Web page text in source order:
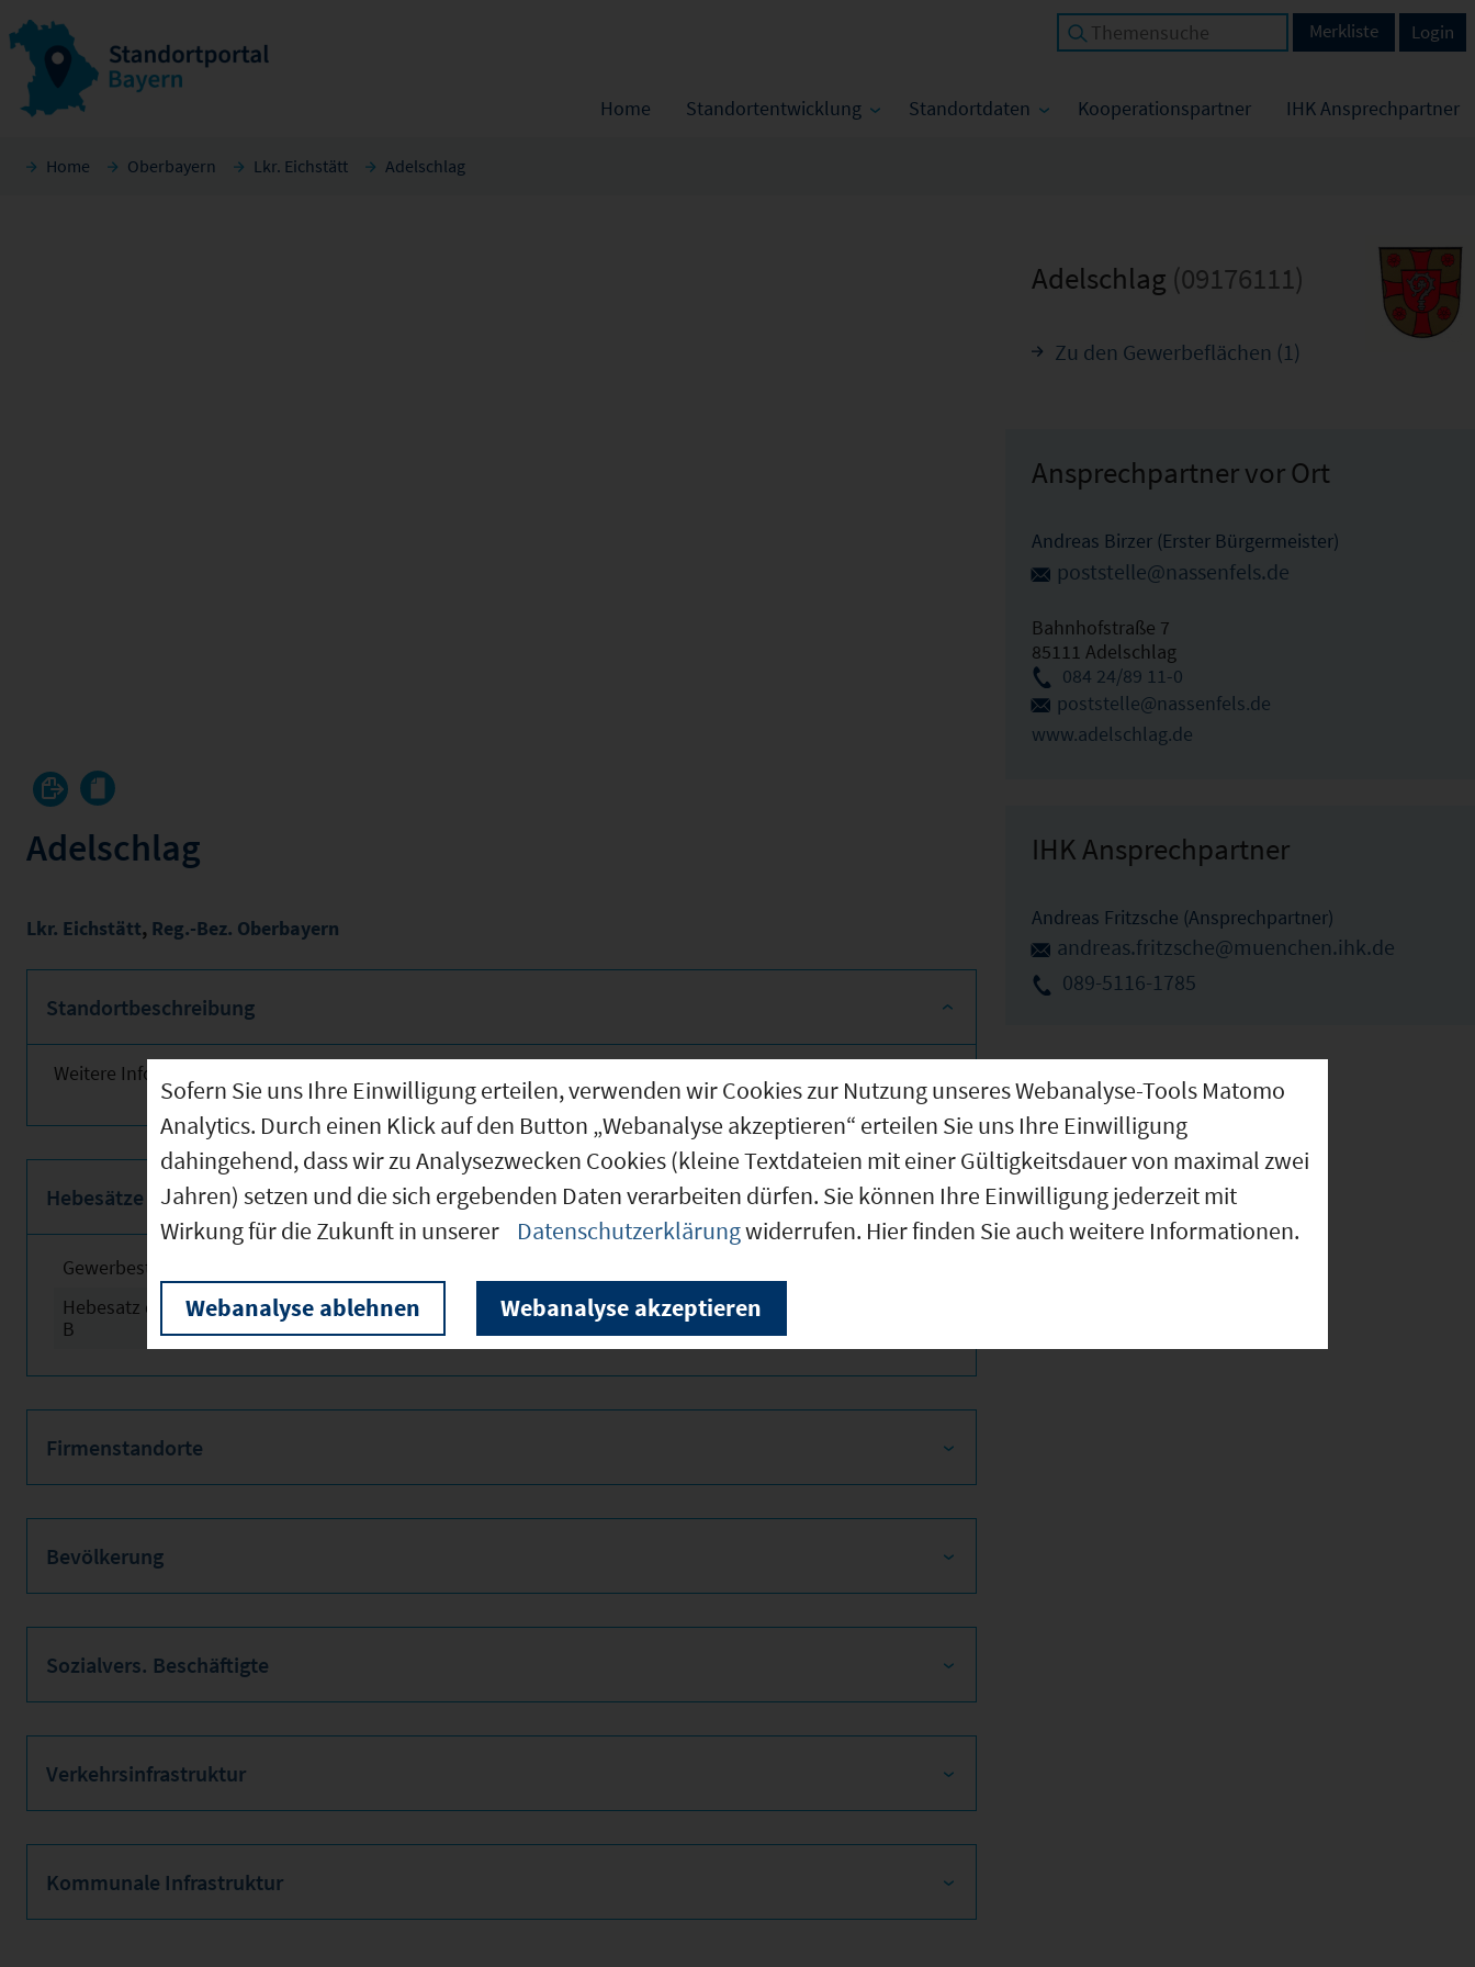
Home Standortentwicklung Standortdaten Kooperationspartner IHK Ansprechpartner
Login
Merkliste
Home Oberbayern Lkr. Eichstätt Adelschlag
Adelschlag
Lkr. Eichstätt, Reg.-Bez. Oberbayern
Standortbeschreibung
Weitere Informationen finden Sie nebenstehend!
Hebesätze
Gewerbesteuerhebesatz
Hebesatz der Grundsteuer
B
2024 320
Firmenstandorte
Bevölkerung
Sozialvers. Beschäftigte
Verkehrsinfrastruktur
Kommunale Infrastruktur
Adelschlag (09176111)
Zu den Gewerbeflächen (1)
Ansprechpartner vor Ort
Andreas Birzer (Erster Bürgermeister)
poststelle@nassenfels.de
Bahnhofstraße 7
85111 Adelschlag
084 24/89 11-0
poststelle@nassenfels.de
www.adelschlag.de
IHK Ansprechpartner
Andreas Fritzsche (Ansprechpartner)
andreas.fritzsche@muenchen.ihk.de
089-5116-1785
Sofern Sie uns Ihre Einwilligung erteilen, verwenden wir Cookies zur Nutzung unseres Webanalyse-Tools Matomo
Analytics. Durch einen Klick auf den Button „Webanalyse akzeptieren“ erteilen Sie uns Ihre Einwilligung
dahingehend, dass wir zu Analysezwecken Cookies (kleine Textdateien mit einer Gültigkeitsdauer von maximal zwei
Jahren) setzen und die sich ergebenden Daten verarbeiten dürfen. Sie können Ihre Einwilligung jederzeit mit
Wirkung für die Zukunft in unserer
Datenschutzerklärungwiderrufen. Hier finden Sie auch weitere Informationen.
Webanalyse ablehnen Webanalyse akzeptieren